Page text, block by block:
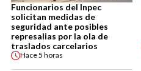
Funcionarios del Inpec
solicitan medidas de
seguridad ante posibles
represalias por la ola de
traslados carcelarios
Hace5 horas